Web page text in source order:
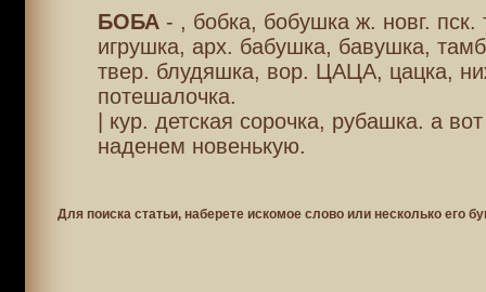
БОБА- , бобка, бобушка ж. новг. пск.
игрушка, арх. бабушка, бавушка,
твер. блудяшка, вор. ЦАЦА, цацка,
потешалочка.
| кур. детская сорочка, рубашка. а
наденем новенькую.
Для поиска статьи, наберете искомое слово или несколько его